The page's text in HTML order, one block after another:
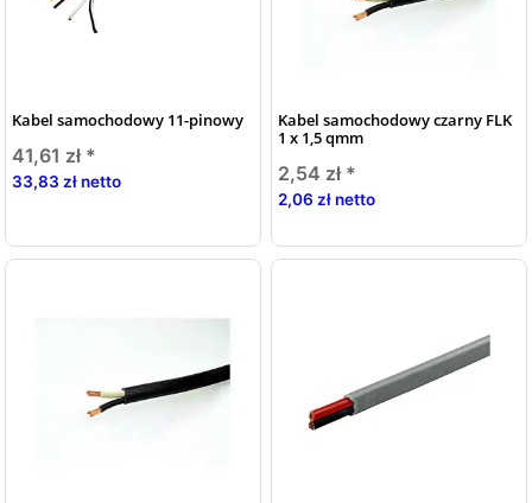
Kabel samochodowy 11-pinowy
41,61 zł *
33,83 zł netto
Kabel samochodowy czarny FLK
1 x 1,5 qmm
2,54 zł *
2,06 zł netto